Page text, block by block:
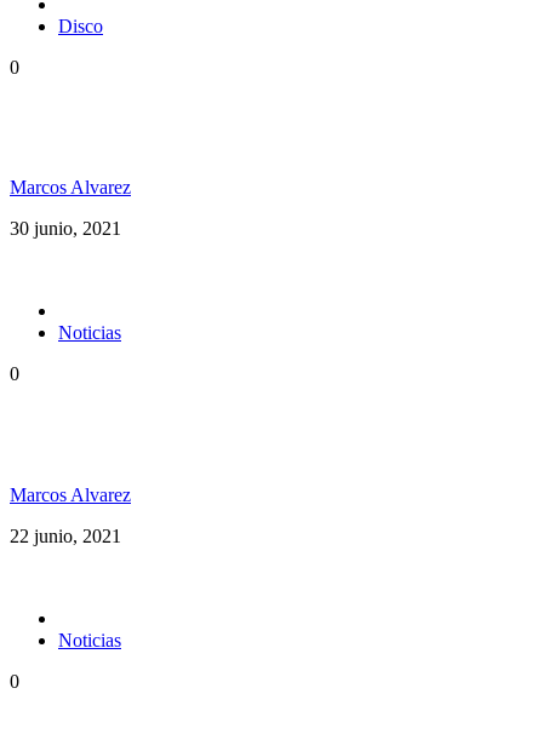
Disco
0
Marcos Alvarez
30 junio, 2021
Noticias
0
Marcos Alvarez
22 junio, 2021
Noticias
0